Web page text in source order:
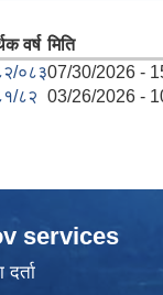
वर्ष मिति
०८३07/30/2026 -
८२ 03/26/2026 -
services